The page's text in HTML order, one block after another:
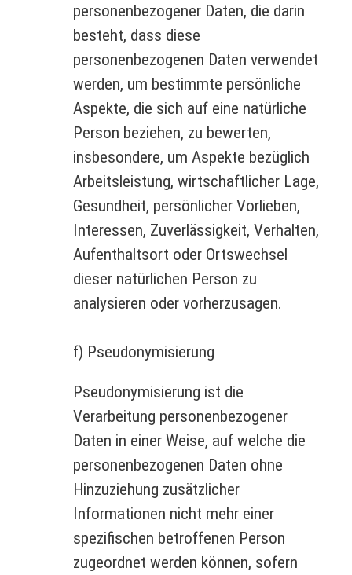
personenbezogener Daten, die darin
besteht, dass diese
personenbezogenen Daten verwendet
werden, um bestimmte persönliche
Aspekte, die sich auf eine natürliche
Person beziehen, zu bewerten,
insbesondere, um Aspekte bezüglich
Arbeitsleistung, wirtschaftlicher Lage,
Gesundheit, persönlicher Vorlieben,
Interessen, Zuverlässigkeit, Verhalten,
Aufenthaltsort oder Ortswechsel
dieser natürlichen Person zu
analysieren oder vorherzusagen.
f) Pseudonymisierung
Pseudonymisierung ist die
Verarbeitung personenbezogener
Daten in einer Weise, auf welche die
personenbezogenen Daten ohne
Hinzuziehung zusätzlicher
Informationen nicht mehr einer
spezifischen betroffenen Person
zugeordnet werden können, sofern